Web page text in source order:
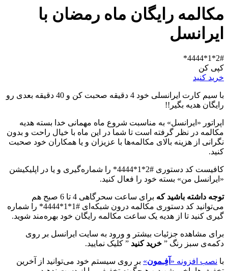
مکالمه رایگان ماه رمضان با
ایرانسل
2#*1*4444*
کپی کن
خرید کنید
با سیم کارت ایرانسلی خود 4 دقیقه صحبت کن و 40 دقیقه بعدی رو
رایگان هدیه بگیر!!
اپراتور «ایرانسل» به مناسبت شروع ماه مهمانی خدا بسته هدیه
مکالمه در نظر گرفته است تا شما در این ماه با خیال راحت و بدون
نگرانی از هزینه بالای مکالمه‌ها با عزیزان و یا همکاران خود صحبت
کنید.
کافیست کد دستوری #2*1*4444* را شماره‌گیری و یا در اپلیکیشن
«ایرانسل من» بسته خود را فعال کنید.
توجه داشته باشید که
برای ساعت سحرگاهی 4 تا 6 صبح هم
می‌توانید کد دستوری مکالمه درون شبکه‌ای #1*1*4444* را شماره
گیری کنید تا از هدیه یک ساعت مکالمه رایگان خود بهره‌مند شوید.
برای مشاهده جزئیات بیشتر و ورود به سایت ایرانسل بر روی
دکمه‌ی سبز رنگ ” خرید کنید ” کلیک نمایید.
با نصب افزونه « آفِـمون» بر روی سیستم خود می‌توانید از آخرین